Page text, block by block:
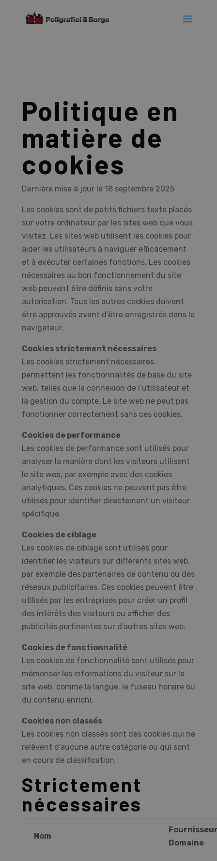
Politique en
matière de
cookies
Dernière mise à jour le 18 septembre 2025
Les cookies sont de petits fichiers texte placés
sur votre ordinateur par les sites web que vous
visitez. Les sites web utilisent les cookies pour
aider les utilisateurs à naviguer efficacement
et à exécuter certaines fonctions. Les cookies
nécessaires au bon fonctionnement du site
web peuvent être définis sans votre
autorisation. Tous les autres cookies doivent
être approuvés avant d’être enregistrés dans le
navigateur.
Cookies strictement nécessaires
Les cookies strictement nécessaires
permettent les fonctionnalités de base du site
web, telles que la connexion de l’utilisateur et
la gestion du compte. Le site web ne peut pas
fonctionner correctement sans ces cookies.
Cookies de performance
Les cookies de performance sont utilisés pour
analyser la manière dont les visiteurs utilisent
le site web, par exemple avec des cookies
analytiques. Ces cookies ne peuvent pas être
utilisés pour identifier directement un visiteur
spécifique.
Cookies de ciblage
Les cookies de ciblage sont utilisés pour
identifier les visiteurs sur différents sites web,
par exemple des partenaires de contenu ou des
réseaux publicitaires. Ces cookies peuvent être
utilisés par les entreprises pour créer un profil
des intérêts des visiteurs ou afficher des
publicités pertinentes sur d’autres sites web.
Cookies de fonctionnalité
Les cookies de fonctionnalité sont utilisés pour
mémoriser les informations du visiteur sur le
site web, comme la langue, le fuseau horaire ou
du contenu enrichi.
Cookies non classés
Les cookies non classés sont des cookies qui ne
relèvent d’aucune autre catégorie ou qui sont
en cours de classification.
Strictement
nécessaires
Nom
Domaine